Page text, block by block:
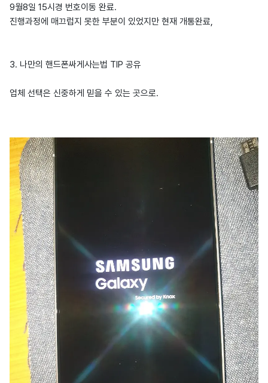
9월8일 15시경 번호이동 완료.
진행과정에 매끄럽지 못한 부분이 있었지만 현재 개통완료,
3. 나만의 핸드폰싸게사는법 TIP 공유
업체 선택은 신중하게 믿을 수 있는 곳으로.